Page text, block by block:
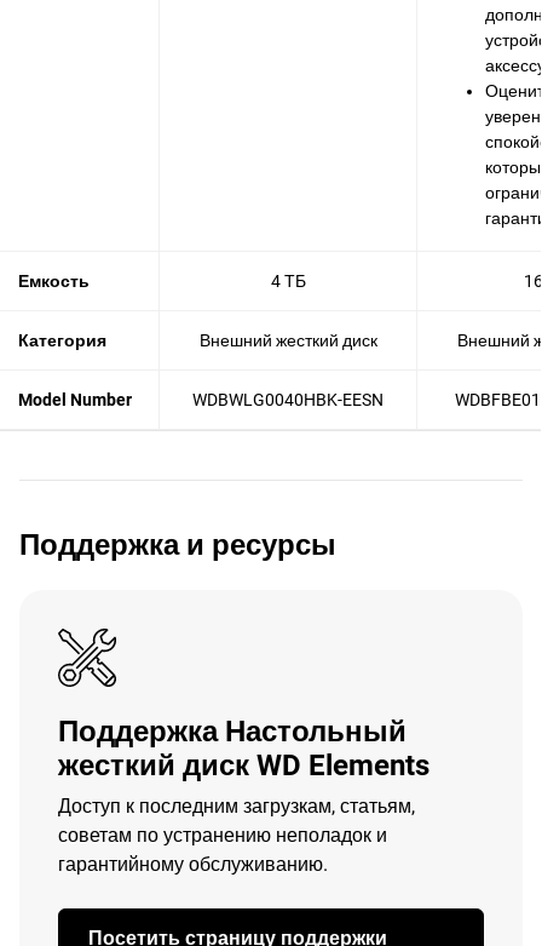
Емкость 4 ТБ
Категория Внешний жесткий диск Внешний
Model Number WDBWLG0040HBK-EESN
Поддержка и ресурсы
Поддержка Настольный
жесткий диск WD Elements
Доступ к последним загрузкам, статьям,
советам по устранению неполадок и
гарантийному обслуживанию.
Посетить страницу поддержки